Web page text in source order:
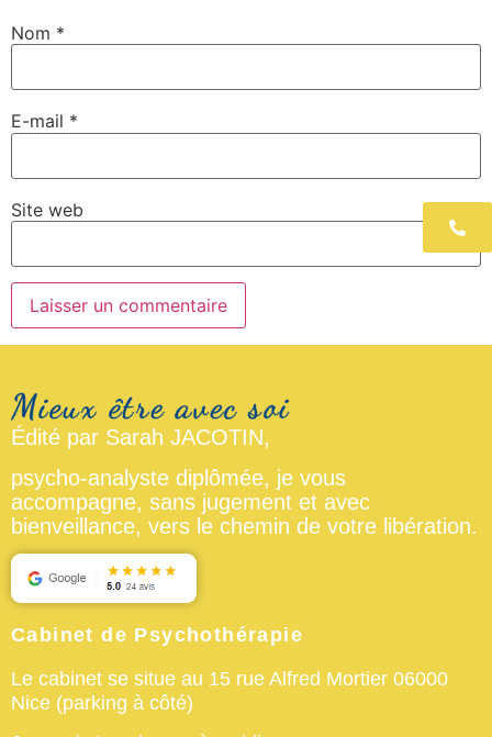
Nom *
E-mail *
Site web
Édité par Sarah JACOTIN,
psycho-analyste diplômée, je vous
accompagne, sans jugement et avec
bienveillance, vers le chemin de votre libération.
Cabinet de Psychothérapie
Le cabinet se situe au 15 rue Alfred Mortier 06000
Nice (parking à côté)